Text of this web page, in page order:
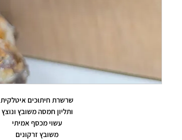
שרשרת חיתוכים איטלקית
ותליון חמסה משובץ ונוצץ
עשוי מכסף אמיתי
משובץ זרקונים